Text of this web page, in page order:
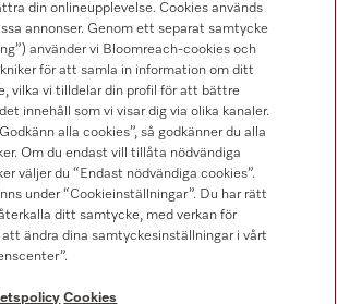
din onlineupplevelse. Cookies används
annonser. Genom ett separat samtycke
använder vi Bloomreach-cookies och
för att samla in information om ditt
vilka vi tilldelar din profil för att bättre
innehåll som vi visar dig via olika kanaler.
alla cookies”, så godkänner du alla
Om du endast vill tillåta nödvändiga
väljer du “Endast nödvändiga cookies”.
under “Cookieinställningar”. Du har rätt
ditt samtycke, med verkan för
ändra dina samtyckesinställningar i vårt
Cookies